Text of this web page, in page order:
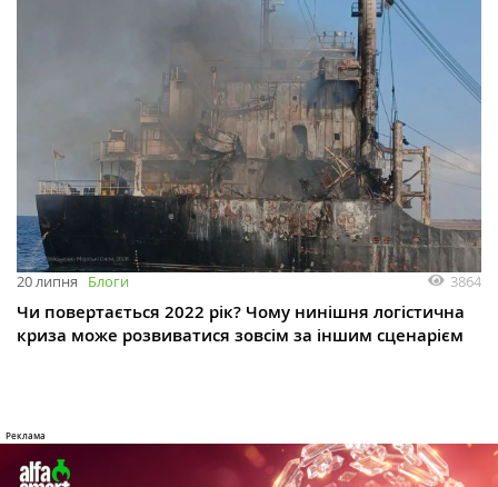
20 липня Блоги 3864
Чи повертається 2022 рік? Чому нинішня логістична
криза може розвиватися зовсім за іншим сценарієм